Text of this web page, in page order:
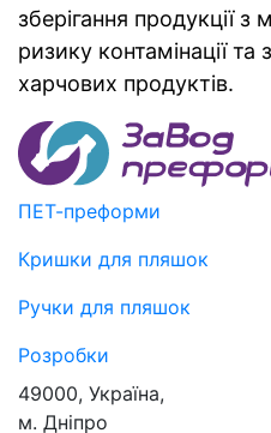
зберігання продукції з
ризику контамінації
харчових продуктів.
ПЕТ-преформи
Кришки для пляшок
Ручки для пляшок
Розробки
49000, Україна,
м. Дніпро